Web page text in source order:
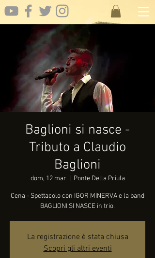
Baglioni si nasce -
Tributo a Claudio
Baglioni
dom, 12 mar Ponte Della Priula
Cena - Spettacolo con IGOR MINERVA e la band
BAGLIONI SI NASCE in trio.
La registrazione è stata chiusa
Scopri gli altri eventi